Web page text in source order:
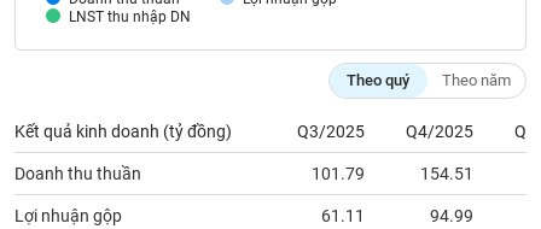
LNST thu nhập DN
Theo quý Theo năm
Kết quả kinh doanh (tỷ đồng) Q3/2025 Q4/2025
Doanh thu thuần 101.79 154.51
Lợi nhuận gộp 61.11 94.99
tác
Báo
cáo
phân
tích
(-)